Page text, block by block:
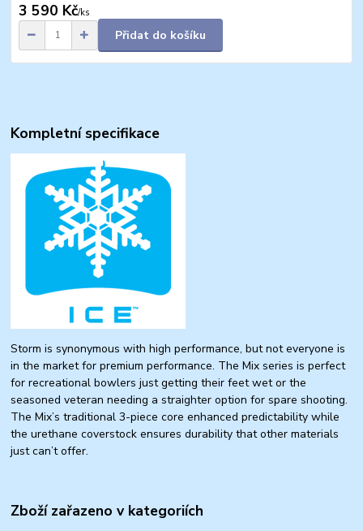
3 590 Kč/ks
Přidat do košíku
Kompletní specifikace
Storm is synonymous with high performance, but not everyone is
in the market for premium performance. The Mix series is perfect
for recreational bowlers just getting their feet wet or the
seasoned veteran needing a straighter option for spare shooting.
The Mix’s traditional 3-piece core enhanced predictability while
the urethane coverstock ensures durability that other materials
just can’t offer.
Zboží zařazeno v kategoriích